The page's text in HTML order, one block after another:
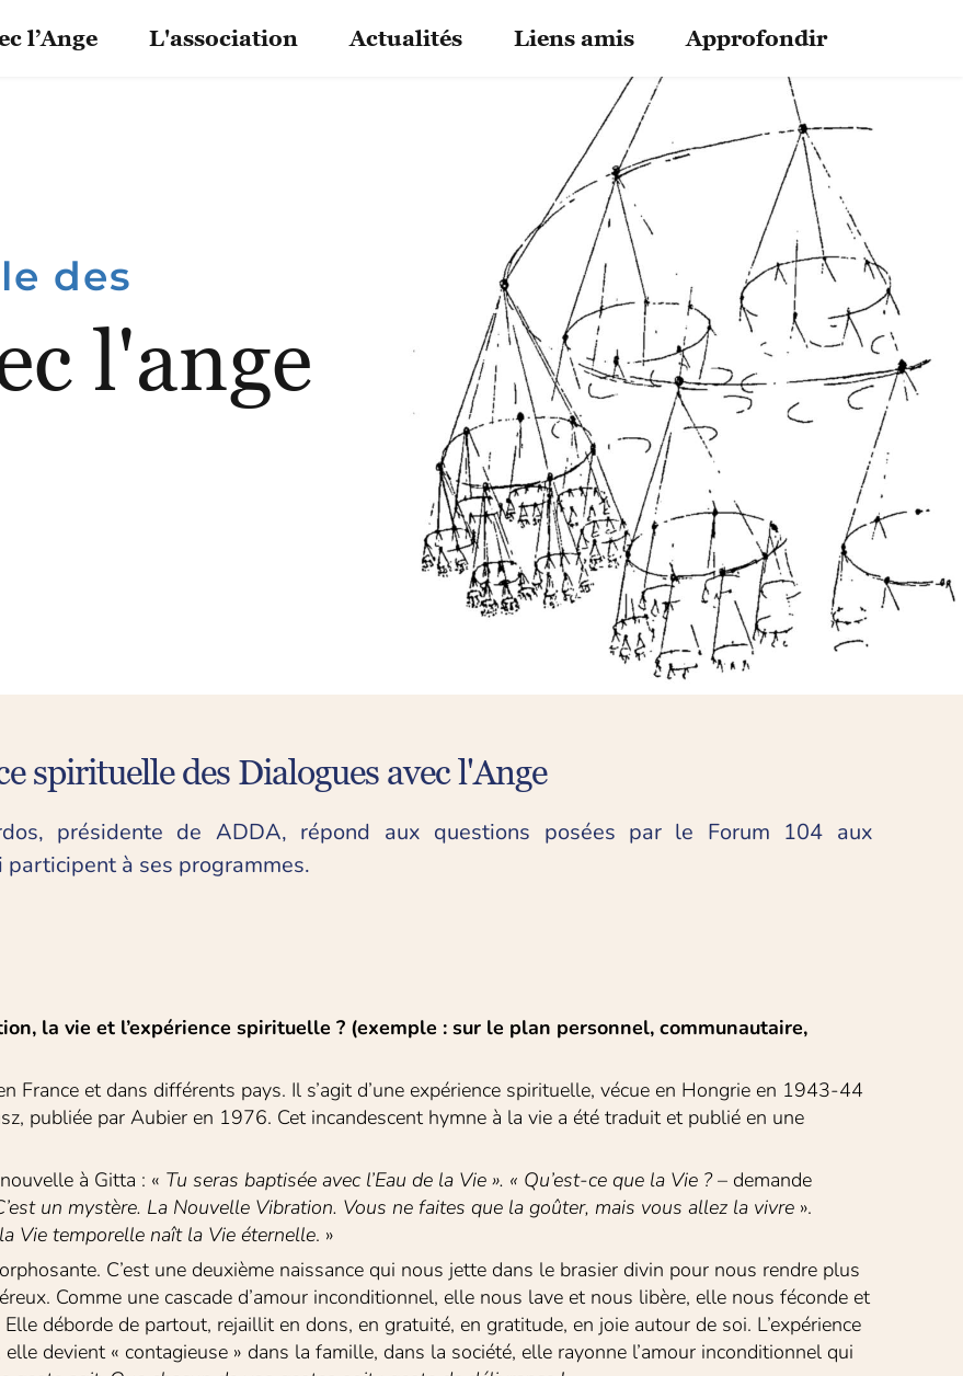
l’Ange L'association Actualités Liens amis Approfondir
des
l'ange
spirituelle des Dialogues avec l'Ange
présidente de ADDA, répond aux questions posées par le Forum 104 aux
participent à ses programmes.
la vie et l’expérience spirituelle ? (exemple : sur le plan personnel, communautaire,
France et dans différents pays. Il s’agit d’une expérience spirituelle, vécue en Hongrie en 1943-44
publiée par Aubier en 1976. Cet incandescent hymne à la vie a été traduit et publié en une
à Gitta : « Tu seras baptisée avec l’Eau de la Vie ». « Qu’est-ce que la Vie ? – demande
un mystère. La Nouvelle Vibration. Vous ne faites que la goûter, mais vous allez la vivre ».
Vie temporelle naît la Vie éternelle. »
C’est une deuxième naissance qui nous jette dans le brasier divin pour nous rendre plus
Comme une cascade d’amour inconditionnel, elle nous lave et nous libère, elle nous féconde et
déborde de partout, rejaillit en dons, en gratuité, en gratitude, en joie autour de soi. L’expérience
elle devient « contagieuse » dans la famille, dans la société, elle rayonne l’amour inconditionnel qui